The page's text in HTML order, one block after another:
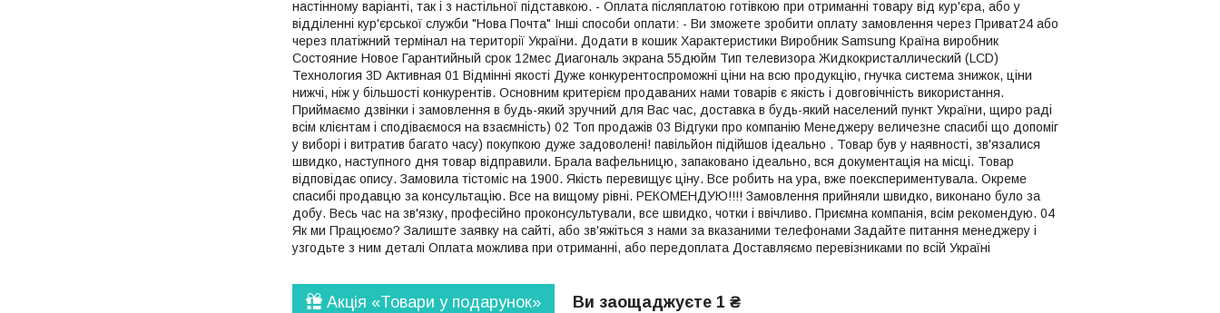
настінному варіанті, так і з настільної підставкою. - Оплата післяплатою готівкою при отриманні товару від кур'єра, або у
відділенні кур'єрської служби "Нова Почта" Інші способи оплати: - Ви зможете зробити оплату замовлення через Приват24 або
через платіжний термінал на території України. Додати в кошик Характеристики Виробник Samsung Країна виробник
Состояние Новое Гарантийный срок 12мес Диагональ экрана 55дюйм Тип телевизора Жидкокристаллический (LCD)
Технология 3D Активная 01 Відмінні якості Дуже конкурентоспроможні ціни на всю продукцію, гнучка система знижок, ціни
нижчі, ніж у більшості конкурентів. Основним критерієм продаваних нами товарів є якість і довговічність використання.
Приймаємо дзвінки і замовлення в будь-який зручний для Вас час, доставка в будь-який населений пункт України, щиро раді
всім клієнтам і сподіваємося на взаємність) 02 Топ продажів 03 Відгуки про компанію Менеджеру величезне спасибі що допоміг
у виборі і витратив багато часу) покупкою дуже задоволені! павільйон підійшов ідеально . Товар був у наявності, зв'язалися
швидко, наступного дня товар відправили. Брала вафельницю, запаковано ідеально, вся документація на місці. Товар
відповідає опису. Замовила тістоміс на 1900. Якість перевищує ціну. Все робить на ура, вже поекспериментувала. Окреме
спасибі продавцю за консультацію. Все на вищому рівні. РЕКОМЕНДУЮ!!!! Замовлення прийняли швидко, виконано було за
добу. Весь час на зв'язку, професійно проконсультували, все швидко, чотки і ввічливо. Приємна компанія, всім рекомендую. 04
Як ми Працюємо? Залиште заявку на сайті, або зв'яжіться з нами за вказаними телефонами Задайте питання менеджеру і
узгодьте з ним деталі Оплата можлива при отриманні, або передоплата Доставляємо перевізниками по всій Україні
Акція «Товари у подарунок» Ви заощаджуєте 1 ₴